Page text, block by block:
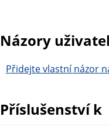
Názory
Přidejte vlastní názor
Příslušenství k